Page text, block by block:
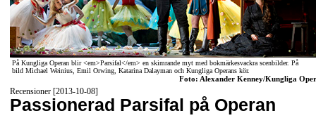
På Kungliga Operan blir <em>Parsifal</em> en skimrande myt med bokmärkesvackra scenbilder. På
bild Michael Weinius, Emil Orwing, Katarina Dalayman och Kungliga Operans kör.
Foto: Alexander Kenney/Kungliga
Recensioner [2013-10-08]
Passionerad Parsifal på Operan